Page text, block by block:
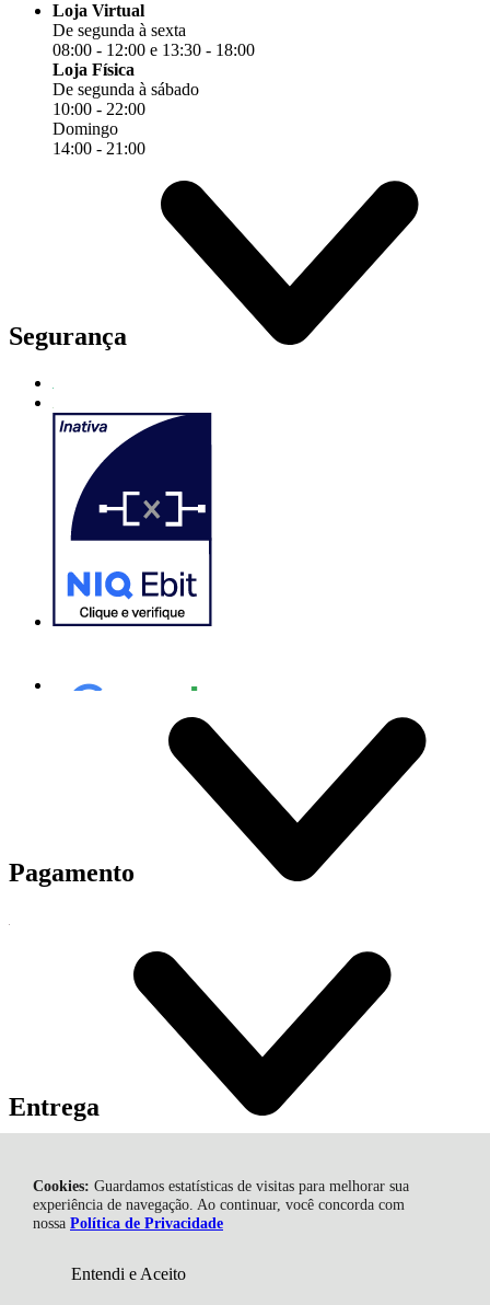
Cookies: Guardamos estatísticas de visitas para melhorar sua
experiência de navegação. Ao continuar, você concorda com
nossa Política de Privacidade
Entendi e Aceito
Loja Virtual
De segunda à sexta
08:00 - 12:00 e 13:30 - 18:00
Loja Física
De segunda à sábado
10:00 - 22:00
Domingo
14:00 - 21:00
Segurança
Pagamento
Entrega
Ativa Esportes, Caixa Postal - 1155 - AGF Bairro Oficinas - Centro
- 88701-972 - Tubarão - SC
Esportes - 2026